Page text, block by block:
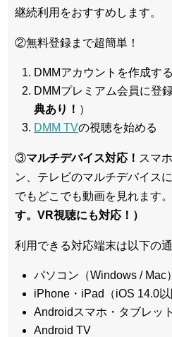
継続利用をおすすめします。
②無料登録まで超簡単！
DMMアカウントを作成す
DMMプレミアム会員に登
典あり！ ）
DMM TVの視聴を始める
③マルチデバイス対応！ スマ
ン、テレビのマルチデバイス
でもどこでも動画を見れます。
す。VR視聴にも対応！）
利用できる対応端末は以下の通
パソコン（Windows / Mac）
iPhone・iPad（iOS 14.0以
Androidスマホ・タブレッ
Android TV